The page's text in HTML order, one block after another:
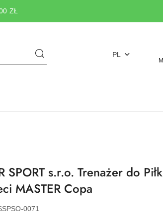
ZŁ
PL
SPORT s.r.o. Trenażer do
MASTER Copa
0071